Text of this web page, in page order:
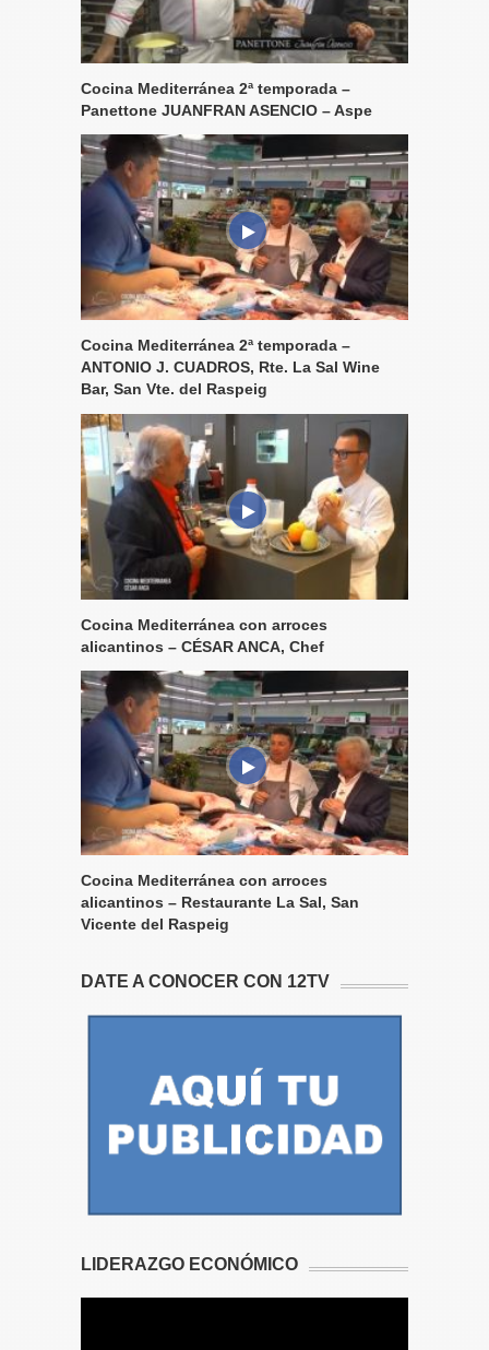
Cocina Mediterránea 2ª temporada –
Panettone JUANFRAN ASENCIO – Aspe
Cocina Mediterránea 2ª temporada –
ANTONIO J. CUADROS, Rte. La Sal Wine
Bar, San Vte. del Raspeig
Cocina Mediterránea con arroces
alicantinos – CÉSAR ANCA, Chef
Cocina Mediterránea con arroces
alicantinos – Restaurante La Sal, San
Vicente del Raspeig
DATE A CONOCER CON 12TV
LIDERAZGO ECONÓMICO